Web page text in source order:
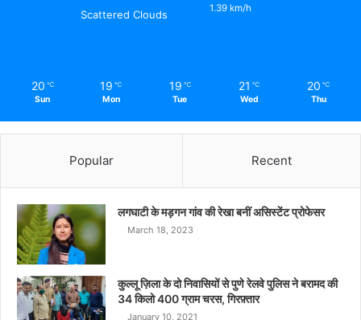
Scattered Clouds 1.39 km/h
20 ℃
Sun
19 ℃
Mon
19 ℃
Tue
21 ℃
Wed
20 ℃
Thu
Popular Recent
लगघाटी के मड़गन गांव की रेखा बनीं असिस्टेंट प्रोफेसर
March 18, 2023
कुल्लू ज़िला के दो निवासियों से पुणे रेलवे पुलिस ने बरामद की
34 किलो 400 ग्राम चरस, गिरफ़्तार
January 10, 2021